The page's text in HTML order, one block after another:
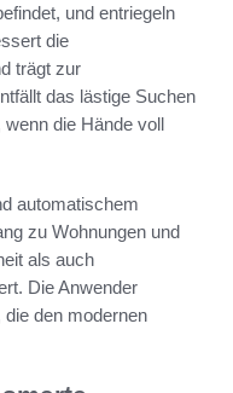
und entriegeln
die
trägt zur
das lästige Suchen
die Hände voll
automatischem
zu Wohnungen und
als auch
Die Anwender
den modernen